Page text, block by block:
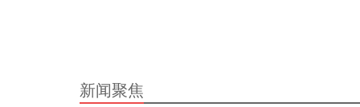
新闻聚焦